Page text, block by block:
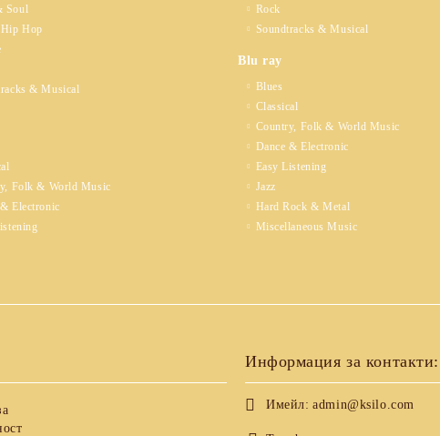
Soul
Hop
& Musical
Folk & World Music
Electronic
Rock
Soundtracks & Musical
Blu ray
Blues
Classical
Country, Folk & World Music
Dance & Electronic
Easy Listening
Jazz
Hard Rock & Metal
Miscellaneous Music
Информация за контакти:
Имейл: admin@ksilo.com